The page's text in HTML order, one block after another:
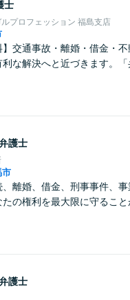
士
プロフェッション 福島支店
】交通事故・離婚・借金・
な解決へと近づきます。
護士
市
離婚、借金、刑事事件、
の権利を最大限に守るこ
護士